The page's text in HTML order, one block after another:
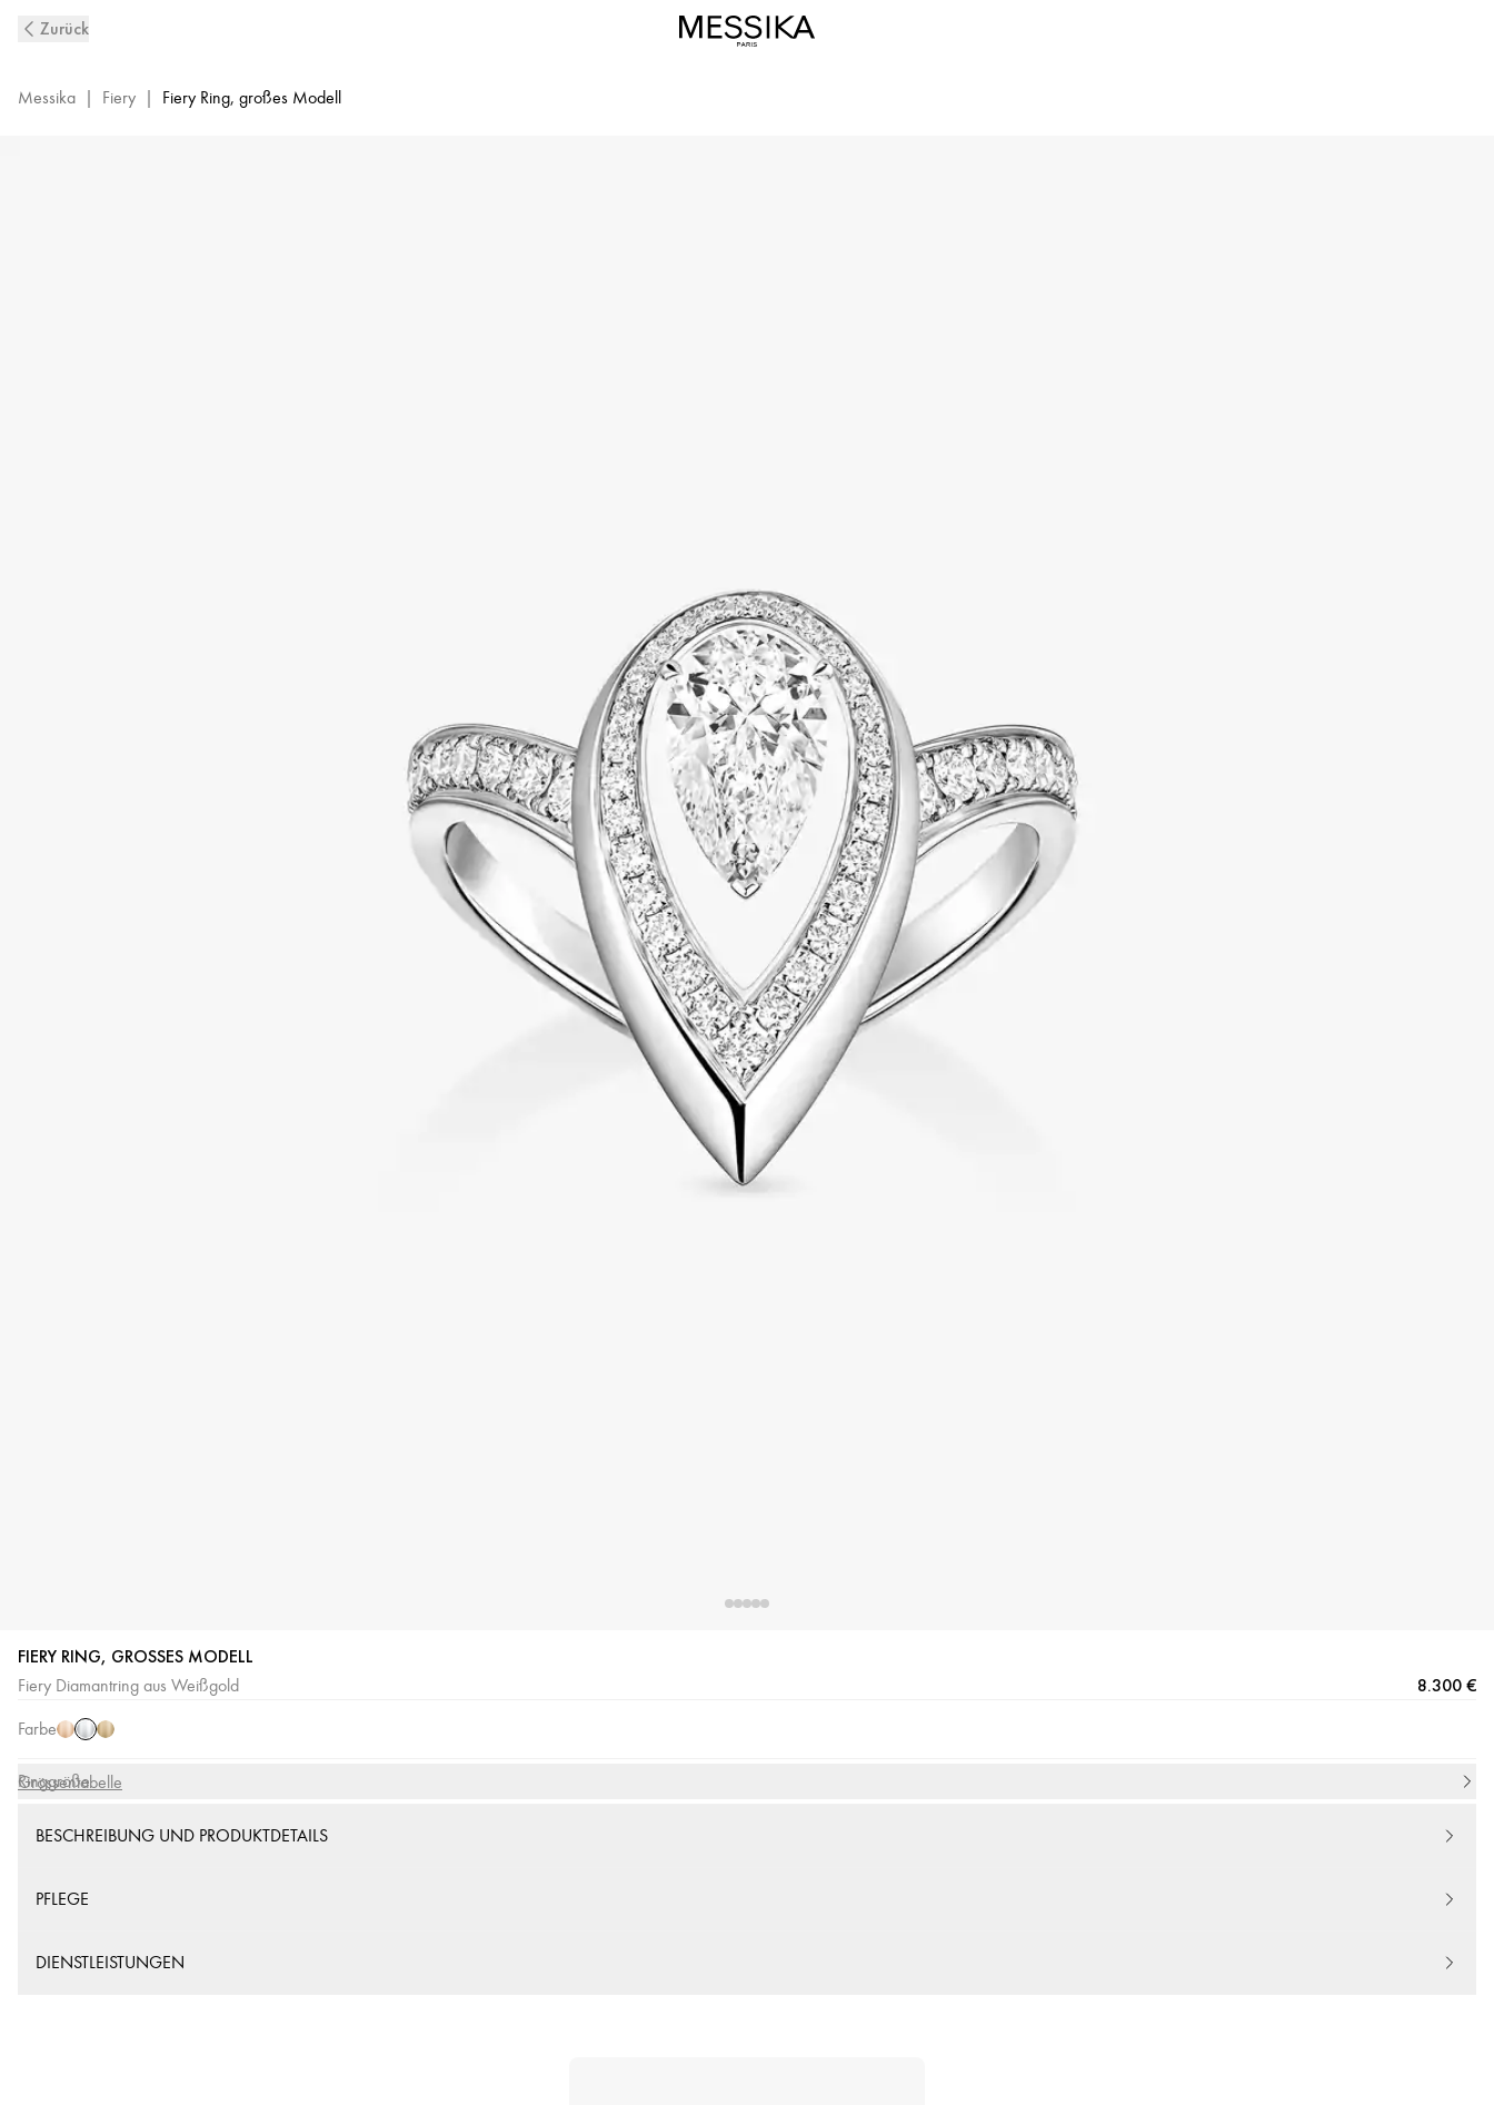
Diamantring
Weißgold
Zurück
Messika | Fiery | Fiery Ring, großes Modell
FIERY RING, GROSSES MODELL
Fiery Diamantring aus Weißgold 8.300 €
Farbe
Roségold
Weißgold
Gelbgold
Grössentabelle
Ringgröße
BESCHREIBUNG UND PRODUKTDETAILS
PFLEGE
DIENSTLEISTUNGEN